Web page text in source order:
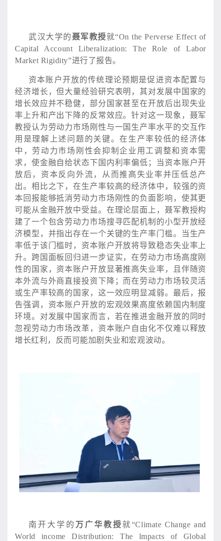
武汉大学的聂军教授就“On the Perverse Effect of
Capital Account Liberalization: The Role of Labor
Market Rigidity”进行了报告。
资本账户开放的传统理论预期是促进资本配置与
经济增长，但大量经验研究表明，其对发展中国家的
增长效应并不稳健，部分国家甚至在开放后出现失业
率上升和产出下降的反常效应。针对这一现象，聂军
教授认为劳动力市场刚性与一国生产率水平的交互作
用是理解上述问题的关键。在生产率较低的经济体
中，劳动力市场刚性会抑制企业用工调整和资本需
求，使金融自给状态下国内利率偏低；当资本账户开
放后，资本反向外流，从而推高失业率并压低总产
出。相比之下，在生产率较高的经济体中，较强的资
本回报能够抵消劳动力市场刚性的负面影响，使其更
可能从金融开放中受益。在理论层面上，聂军教授构
建了一个包含劳动力市场搜寻匹配机制的小型开放经
济模型，并指出存在一个关键的生产率门槛。当生产
率低于该门槛时，资本账户开放将导致稳态失业率上
升。跨国面板回归进一步证实，在劳动力市场高度刚
性的国家，资本账户开放显著推高失业率，且伴随资
本外流与外商直接投资下降；而在劳动力市场较灵活
或生产率较高的国家，这一效应明显减弱。最后，报
告强调，资本账户开放的宏观效果高度依赖国内制度
环境。对发展中国家而言，若在推进金融开放的同时
忽视劳动力市场改革，资本账户自由化不仅难以释放
增长红利，反而可能加剧失业和宏观波动。
南开大学的 万广华教授 就“Climate Change and
World income Distribution: The lmpacts of Global